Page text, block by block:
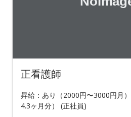
正看護師
昇給：あり（2000円〜3000円月）
4.3ヶ月分） (正社員)